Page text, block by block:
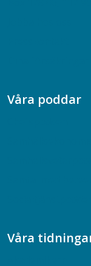
Våra poddar
Våra